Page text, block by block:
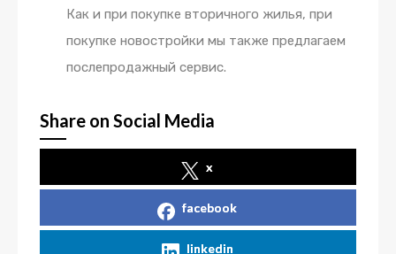
Как и при покупке вторичного жилья, при
покупке новостройки мы также предлагаем
послепродажный сервис.
Share on Social Media
x
facebook
linkedin